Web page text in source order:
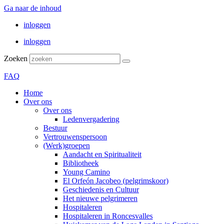
Ga naar de inhoud
inloggen
inloggen
Zoeken
FAQ
Home
Over ons
Over ons
Ledenvergadering
Bestuur
Vertrouwenspersoon
(Werk)groepen
Aandacht en Spiritualiteit
Bibliotheek
Young Camino
El Orfeón Jacobeo (pelgrimskoor)
Geschiedenis en Cultuur
Het nieuwe pelgrimeren
Hospitaleren
Hospitaleren in Roncesvalles